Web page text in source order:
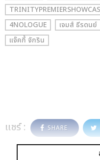
4NOLOGUE
เจมส์ ธีรดนย์
แจ๊คกี้ จักริน
แชร์ : SHARE